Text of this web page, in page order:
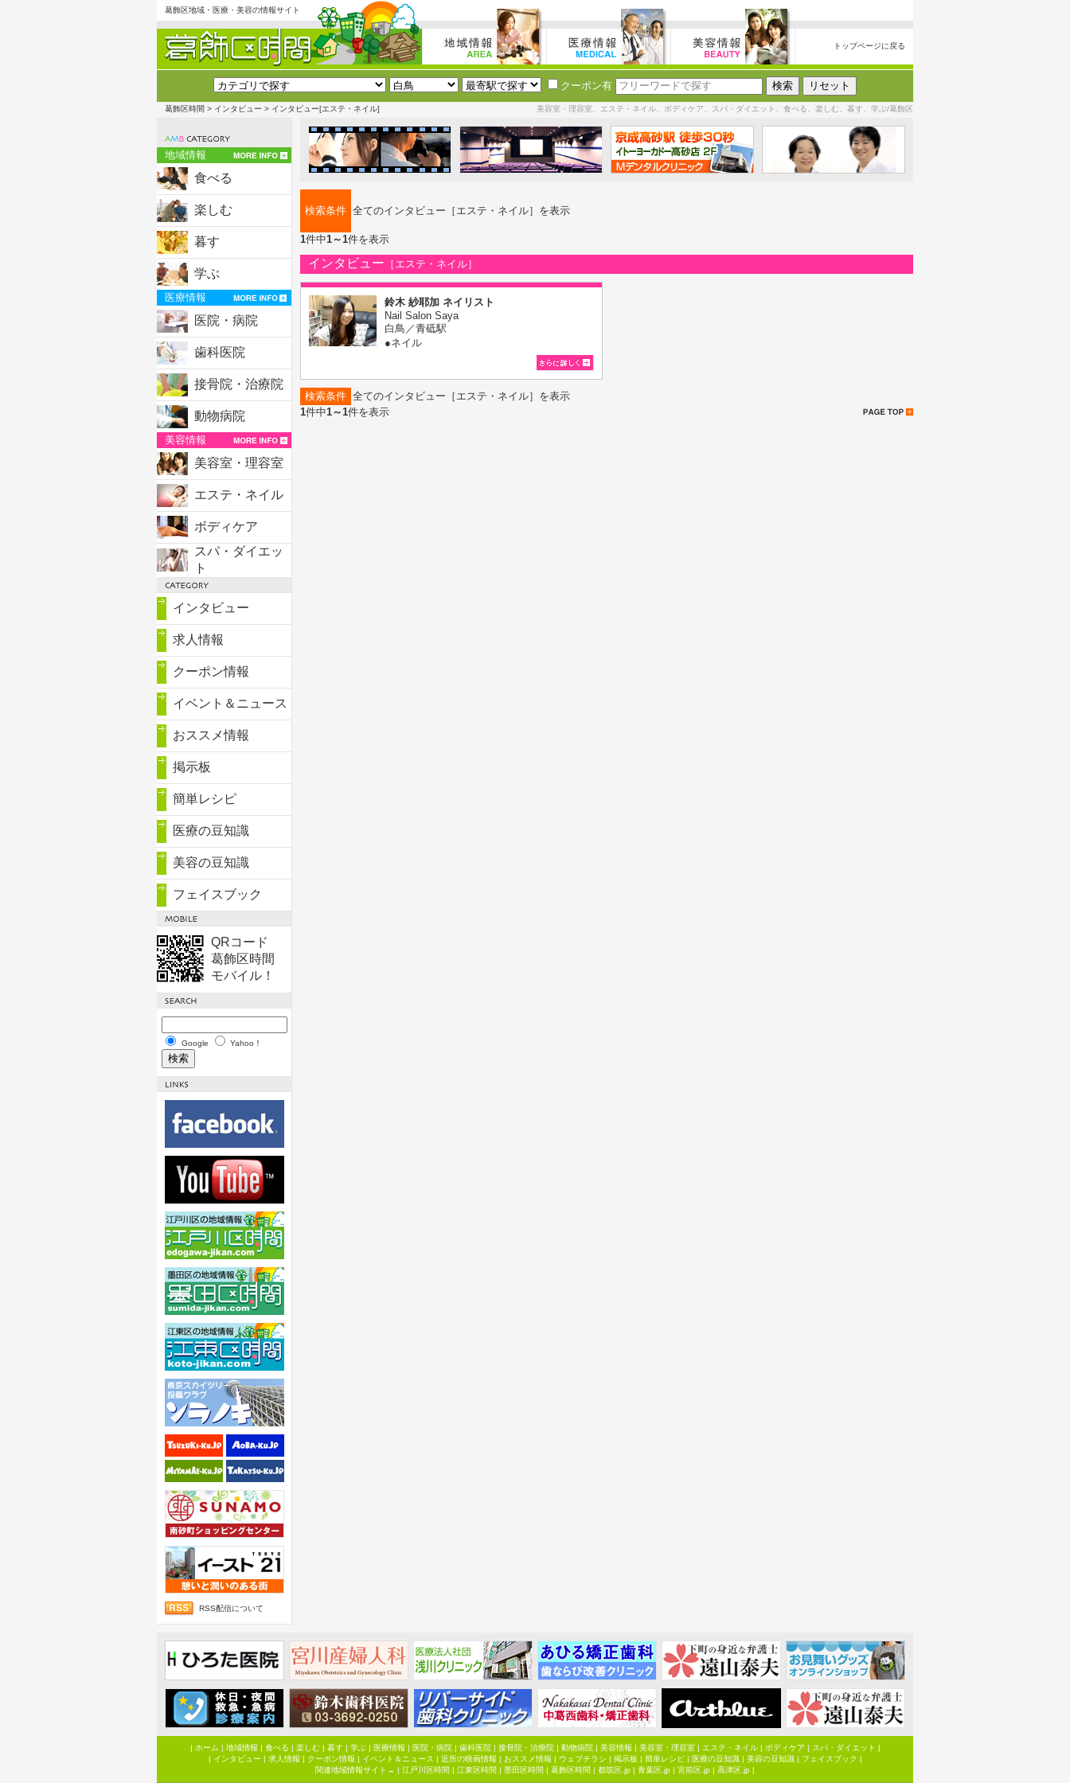
葛飾区地域・医療・美容の情報サイト
トップページに戻る
クーポン有
葛飾区時間 > インタビュー > インタビュー[エステ・ネイル] 美容室・理容室、エステ・ネイル、ボディケア、スパ・ダイエット、食べる、楽しむ、暮す、学ぶ/葛飾区
地域情報
食べる
楽しむ
暮す
学ぶ
医療情報
医院・病院
歯科医院
接骨院・治療院
動物病院
美容情報
美容室・理容室
エステ・ネイル
ボディケア
スパ・ダイエッ
ト
インタビュー
求人情報
クーポン情報
イベント＆ニュース
おススメ情報
掲示板
簡単レシピ
医療の豆知識
美容の豆知識
フェイスブック
QRコード
葛飾区時間
モバイル！
Google Yahoo！
RSS配信について
検索条件 全てのインタビュー［エステ・ネイル］を表示
1件中1～1件を表示
インタビュー ［エステ・ネイル］
鈴木 紗耶加 ネイリスト
Nail Salon Saya
白鳥／青砥駅
●ネイル
検索条件 全てのインタビュー［エステ・ネイル］を表示
1件中1～1件を表示
| ホーム | 地域情報 | 食べる | 楽しむ| 暮す| 学ぶ| 医療情報 | 医院・病院| 歯科医院| 接骨院・治療院| 動物病院| 美容情報 | 美容室・理容室| エステ・ネイル| ボディケア | スパ・ダイエット |
| インタビュー | 求人情報 | クーポン情報 | イベント＆ニュース | 近所の映画情報 | おススメ情報 | ウェブチラシ | 掲示板 | 簡単レシピ| 医療の豆知識| 美容の豆知識| フェイスブック |
関連地域情報サイト→ | 江戸川区時間 | 江東区時間 | 墨田区時間 | 葛飾区時間 | 都筑区.jp | 青葉区.jp | 宮前区.jp | 高津区.jp |